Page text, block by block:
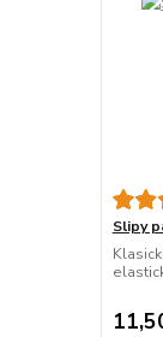
Slipy